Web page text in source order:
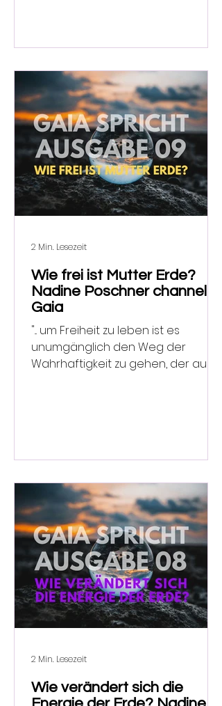
Wie frei ist Mutter Erde?
Nadine Poschner channelt
Gaia
"... um Freiheit zu leben ist es
unumgänglich den Weg der
Wahrhaftigkeit zu gehen, der aus
2 Min. Lesezeit
Wie verändert sich die
2 Min. Lesezeit